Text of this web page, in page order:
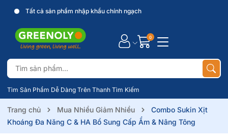
Tất cả sản phẩm nhập khẩu chính ngạch
Tìm Sản Phẩm Dễ Dàng Trên Thanh Tìm Kiếm
0
Trang chủ Mua Nhiều Giảm Nhiều
Combo Sukin Xịt
Khoáng Đa Năng C & HA Bổ Sung Cấp Ẩm & Nâng Tông